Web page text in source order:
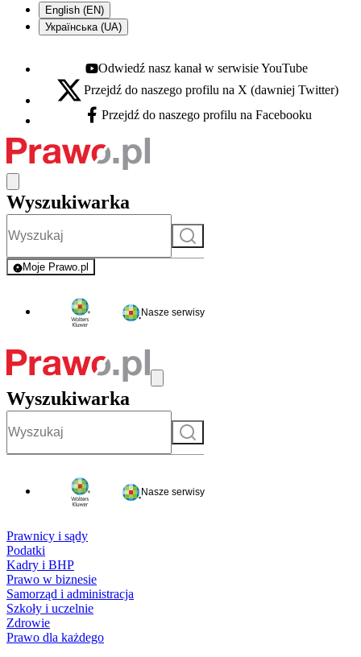
English (EN)
Українська (UA)
Youtube - otwiera się w nowej karcie
Odwiedź nasz kanał w serwisie YouTube
X - otwiera się w nowej karcie
Przejdź do naszego profilu na X (dawniej Twitter)
Facebook - otwiera się w nowej karcie
Przejdź do naszego profilu na Facebooku
Wyszukiwarka
Szukaj
Moje Prawo.pl
- rejestracja i logowanie do serwisu
Nasze serwisy
Wyszukiwarka
Szukaj
Nasze serwisy
Prawnicy i sądy
Podatki
Kadry i BHP
Prawo w biznesie
Samorząd i administracja
Szkoły i uczelnie
Zdrowie
Prawo dla każdego